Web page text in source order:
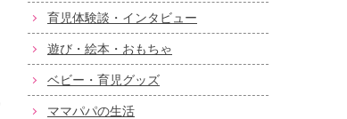
育児体験談・インタビュー
遊び・絵本・おもちゃ
ベビー・育児グッズ
ママパパの生活